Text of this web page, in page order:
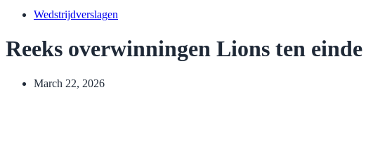
Wedstrijdverslagen
Reeks overwinningen Lions ten einde
March 22, 2026